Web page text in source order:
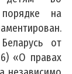
на
от
«О правах